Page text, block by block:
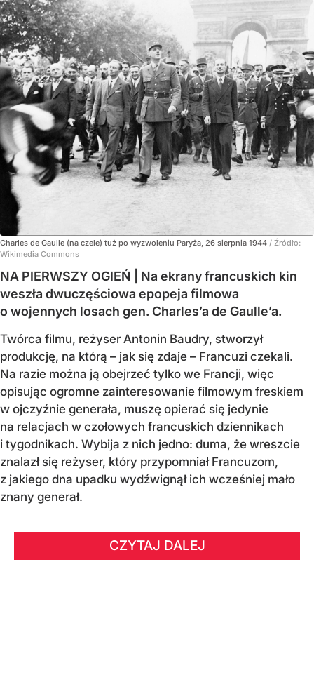
Charles de Gaulle (na czele) tuż po wyzwoleniu Paryża, 26 sierpnia 1944 / Źródło:
Wikimedia Commons
NA PIERWSZY OGIEŃ | Na ekrany francuskich kin
weszła dwuczęściowa epopeja filmowa
o wojennych losach gen. Charles’a de Gaulle’a.
Twórca filmu, reżyser Antonin Baudry, stworzył
produkcję, na którą – jak się zdaje – Francuzi czekali.
Na razie można ją obejrzeć tylko we Francji, więc
opisując ogromne zainteresowanie filmowym freskiem
w ojczyźnie generała, muszę opierać się jedynie
na relacjach w czołowych francuskich dziennikach
i tygodnikach. Wybija z nich jedno: duma, że wreszcie
znalazł się reżyser, który przypomniał Francuzom,
z jakiego dna upadku wydźwignął ich wcześniej mało
znany generał.
CZYTAJ DALEJ